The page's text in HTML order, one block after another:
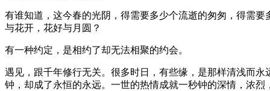
有谁知道，这今春的光阴，得需要多少个流逝的匆匆，得需
与花开，花好与月圆？
有一种约定，是相约了却无法相聚的约会。
遇见，跟千年修行无关。很多时日，有些缘，是那样清浅而
钟，却成了永恒的永远。一世的热情成就一秒钟的深情，浓